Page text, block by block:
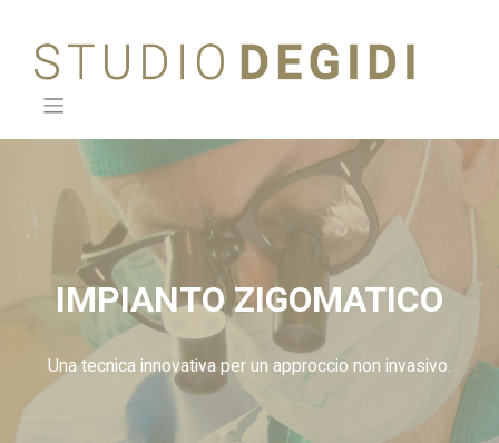
content
IMPIANTO ZIGOMATICO
Una tecnica innovativa per un approccio non invasivo.